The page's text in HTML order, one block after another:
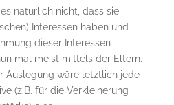
natürlich nicht, dass sie
Interessen haben und
dieser Interessen
mal meist mittels der Eltern.
Auslegung wäre letztlich jede
(z.B. für die Verkleinerung